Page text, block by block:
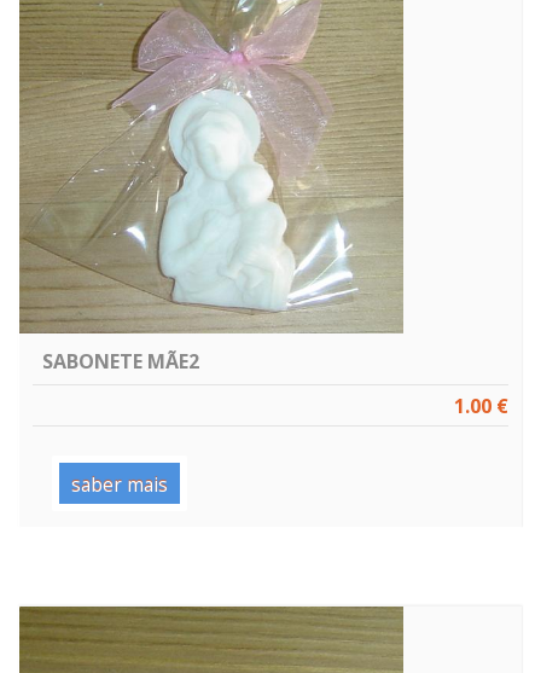
SABONETE MÃE2
1.00 €
saber mais